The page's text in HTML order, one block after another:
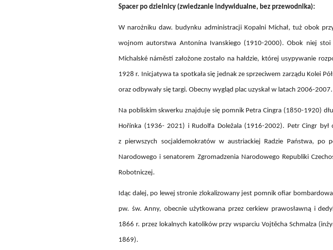
Spacer po dzielnicy (zwiedzanie indywidualne, bez przewodnika):
W narożniku daw. budynku administracji Kopalni Michał, tuż obok
wojnom autorstwa Antonína Ivanskiego (1910-2000). Obok niej
Michalské náměstí założone zostało na hałdzie, której usypywanie
1928 r. Inicjatywa ta spotkała się jednak ze sprzeciwem zarządu Kolei
oraz odbywały się targi. Obecny wygląd plac uzyskał w latach 2006-2007.
Na pobliskim skwerku znajduje się pomnik Petra Cingra (1850-1920)
Hořínka (1936- 2021) i Rudolfa Doležala (1916-2002). Petr Cingr
z pierwszych socjaldemokratów w austriackiej Radzie Państwa, po
Narodowego i senatorem Zgromadzenia Narodowego Republiki
Robotniczej.
Idąc dalej, po lewej stronie zlokalizowany jest pomnik ofiar
pw. św. Anny, obecnie użytkowana przez cerkiew prawosławną i
1866 r. przez lokalnych katolików przy wsparciu Vojtěcha Schmalza
1869).